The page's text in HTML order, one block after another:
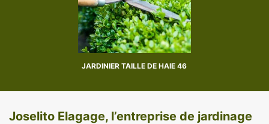
JARDINIER TAILLE DE HAIE 46
Joselito Elagage, l’entreprise de jardinage